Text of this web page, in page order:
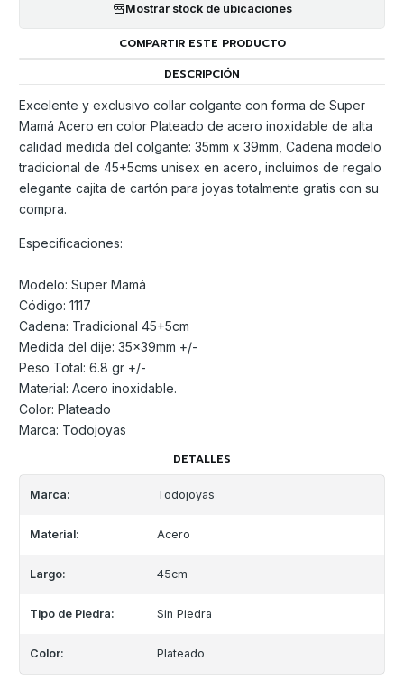
Mostrar stock de ubicaciones
COMPARTIR ESTE PRODUCTO
DESCRIPCIÓN
Excelente y exclusivo collar colgante con forma de Super
Mamá Acero en color Plateado de acero inoxidable de alta
calidad medida del colgante: 35mm x 39mm, Cadena modelo
tradicional de 45+5cms unisex en acero, incluimos de regalo
elegante cajita de cartón para joyas totalmente gratis con su
compra.
Especificaciones:
Modelo: Super Mamá
Código: 1117
Cadena: Tradicional 45+5cm
Medida del dije: 35x39mm +/-
Peso Total: 6.8 gr +/-
Material: Acero inoxidable.
Color: Plateado
Marca: Todojoyas
DETALLES
Marca: Todojoyas
Material: Acero
Largo: 45cm
Tipo de Piedra: Sin Piedra
Color: Plateado